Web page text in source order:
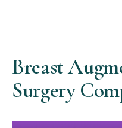
Breast
Surgery